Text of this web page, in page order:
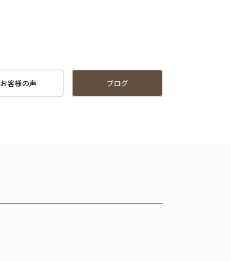
お客様の声 ブログ